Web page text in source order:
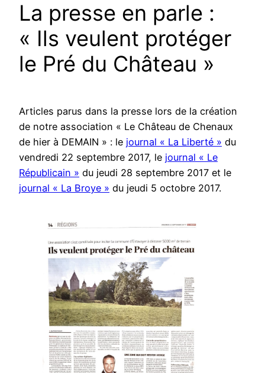
La presse en parle :
« Ils veulent protéger
le Pré du Château »
Articles parus dans la presse lors de la création
de notre association « Le Château de Chenaux
de hier à DEMAIN » : le journal « La Liberté » du
vendredi 22 septembre 2017, le journal « Le
Républicain » du jeudi 28 septembre 2017 et le
journal « La Broye » du jeudi 5 octobre 2017.